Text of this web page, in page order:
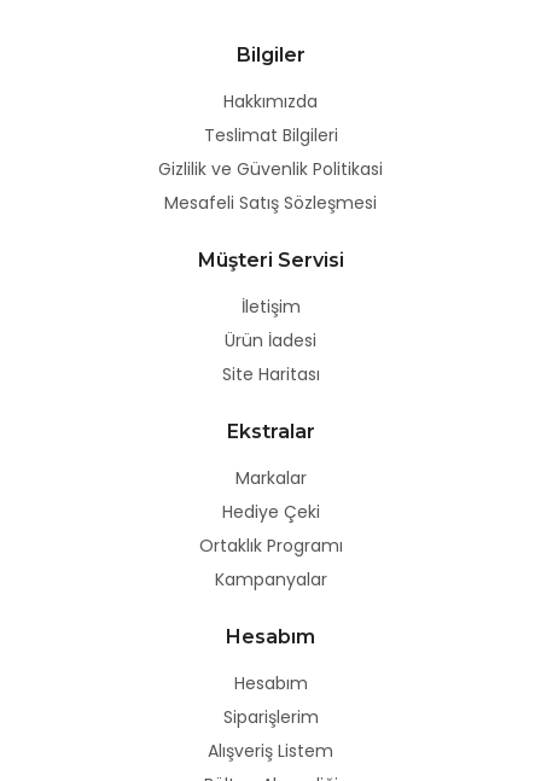
Bilgiler
Hakkımızda
Teslimat Bilgileri
Gizlilik ve Güvenlik Politikasi
Mesafeli Satış Sözleşmesi
Müşteri Servisi
İletişim
Ürün İadesi
Site Haritası
Ekstralar
Markalar
Hediye Çeki
Ortaklık Programı
Kampanyalar
Hesabım
Hesabım
Siparişlerim
Alışveriş Listem